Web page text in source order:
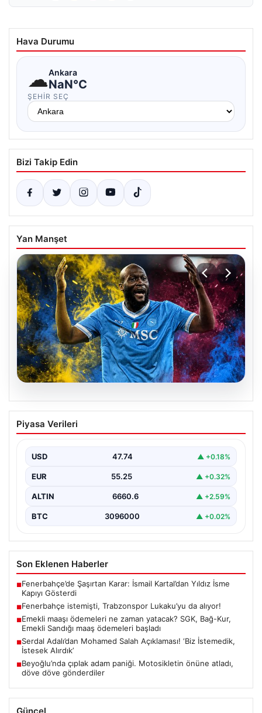
Hava Durumu
☁Ankara
NaN°C
ŞEHIR SEÇ
Bizi Takip Edin
Yan Manşet
07.08.2026
Fenerbahçe istemişti, Trabzonspor
Lukaku’yu da alıyor!
Piyasa Verileri
USD 47.74 ▲ +0.18%
EUR 55.25 ▲ +0.32%
ALTIN 6660.6 ▲ +2.59%
BTC 3096000 ▲ +0.02%
Son Eklenen Haberler
■Fenerbahçe’de Şaşırtan Karar: İsmail Kartal’dan Yıldız İsme
Kapıyı Gösterdi
■Fenerbahçe istemişti, Trabzonspor Lukaku’yu da alıyor!
■Emekli maaşı ödemeleri ne zaman yatacak? SGK, Bağ-Kur,
Emekli Sandığı maaş ödemeleri başladı
■Serdal Adalı’dan Mohamed Salah Açıklaması! ‘Biz İstemedik,
İstesek Alırdık’
■Beyoğlu’nda çıplak adam paniği. Motosikletin önüne atladı,
döve döve gönderdiler